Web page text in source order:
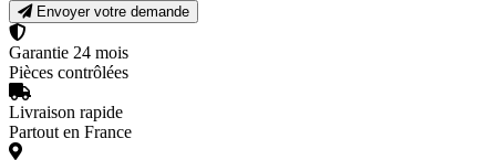
Envoyer votre demande
Garantie 24 mois
Pièces contrôlées
Livraison rapide
Partout en France